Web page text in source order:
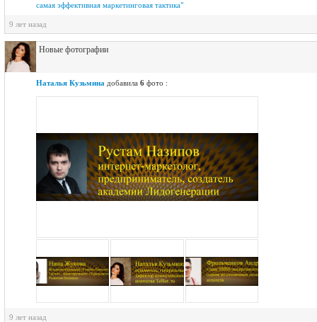
самая эффективная маркетинговая тактика"
9 лет назад
Новые фотографии
Наталья Кузьмина добавила 6 фото :
9 лет назад